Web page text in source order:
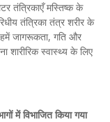
तंत्रिकाएँ मस्तिष्क के
तंत्रिका तंत्र शरीर के
जागरूकता, गति और
शारीरिक स्वास्थ्य के लिए
में विभाजित किया गया